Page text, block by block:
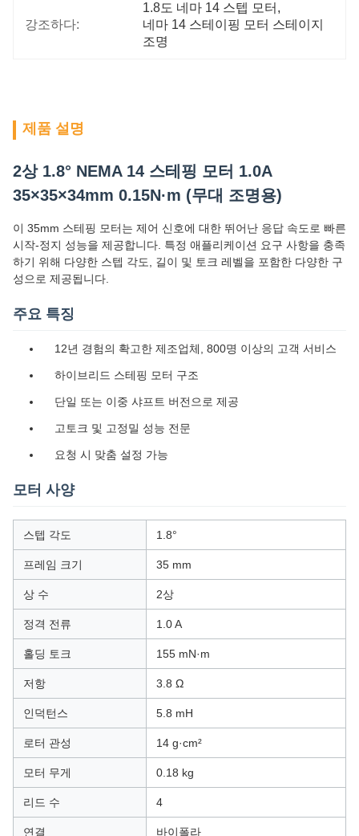
강조하다:
1.8도 네마 14 스텝 모터 ,
네마 14 스테이핑 모터 스테이지
조명
제품 설명
2상 1.8° NEMA 14 스테핑 모터 1.0A
35×35×34mm 0.15N·m (무대 조명용)
이 35mm 스테핑 모터는 제어 신호에 대한 뛰어난 응답 속도로 빠른
시작-정지 성능을 제공합니다. 특정 애플리케이션 요구 사항을 충족
하기 위해 다양한 스텝 각도, 길이 및 토크 레벨을 포함한 다양한 구
성으로 제공됩니다.
주요 특징
12년 경험의 확고한 제조업체, 800명 이상의 고객 서비스
하이브리드 스테핑 모터 구조
단일 또는 이중 샤프트 버전으로 제공
고토크 및 고정밀 성능 전문
요청 시 맞춤 설정 가능
모터 사양
스텝 각도 1.8°
프레임 크기 35 mm
상 수 2상
정격 전류 1.0 A
홀딩 토크 155 mN·m
저항 3.8 Ω
인덕턴스 5.8 mH
로터 관성 14 g·cm²
모터 무게 0.18 kg
리드 수 4
연결 바이폴라